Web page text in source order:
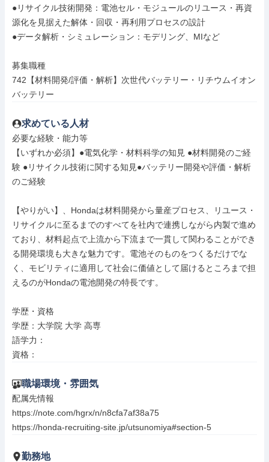
●リサイクル技術開発：電池セル・モジュールのリユース・再資
源化を見据えた解体・回収・再利用プロセスの設計
●データ解析・シミュレーション：モデリング、MIなど
募集職種
742【材料開発/評価・解析】次世代バッテリー・リチウムイオン
バッテリー
求めている人材
必要な経験・能力等
【いずれか必須】●電気化学・材料科学の知見 ●材料開発のご経
験 ●リサイクル技術に関する知見●バッテリー開発や評価・解析
のご経験
【やりがい】、Hondaは材料開発から量産プロセス、リユース・
リサイクルに至るまでのすべてを社内で連携しながら内製で進め
ており、材料起点で上流から下流まで一貫して関わることができ
る開発環境も大きな魅力です。電池そのものをつくるだけでな
く、モビリティに適用して社会に価値として届けるところまで担
えるのがHondaの電池開発の特長です。
学歴・資格
学歴：大学院 大学 高専
語学力：
資格：
職場環境・雰囲気
配属先情報
https://note.com/hgrx/n/n8cfa7af38a75
https://honda-recruiting-site.jp/utsunomiya#section-5
勤務地